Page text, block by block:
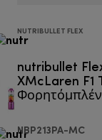
NUTRIBULLET FLEX
nutribullet
XMcLaren F1
NBP213PA-MC